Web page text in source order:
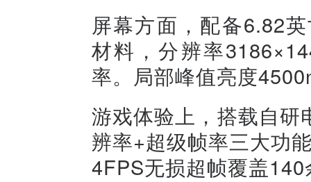
屏幕方面，配备6.82
材料，分辨率
率。局部峰值亮度
游戏体验上，搭载自
辨率+超级帧率三大功
4FPS无损超帧覆盖